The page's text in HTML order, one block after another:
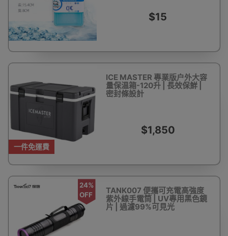
$15
一件免運費
ICE MASTER 專業版户外大容
量保温箱-120升 | 長效保鮮 |
密封條設計
$1,850
24%
OFF
TANK007 便攜可充電高強度
紫外線手電筒 | UV專用黑色鏡
片 | 過濾99%可見光